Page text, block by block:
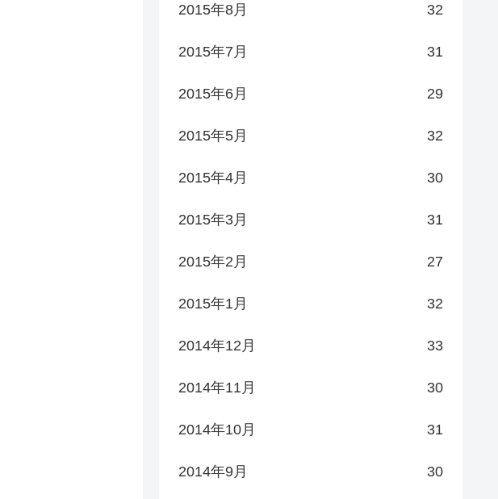
2015年8月 32
2015年7月 31
2015年6月 29
2015年5月 32
2015年4月 30
2015年3月 31
2015年2月 27
2015年1月 32
2014年12月 33
2014年11月 30
2014年10月 31
2014年9月 30